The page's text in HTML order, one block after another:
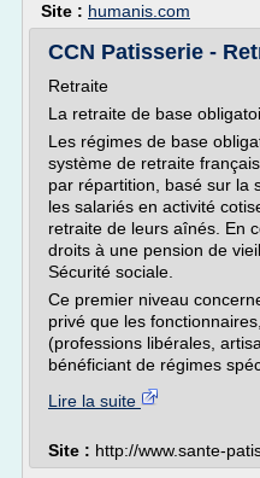
Site : humanis.com
CCN Patisserie -
Retraite
La retraite de base
Les régimes de base
système de retraite
par répartition, basé sur la
les salariés en activité
retraite de leurs aînés. En
droits à une pension de
Sécurité sociale.
Ce premier niveau
privé que les
(professions libérales,
bénéficiant de régimes
Lire la suite
Site : http://www.sante-